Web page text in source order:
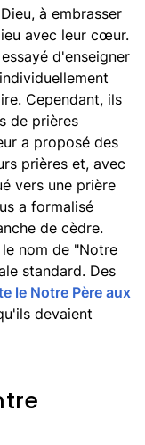
à embrasser
avec leur cœur.
d'enseigner
Cependant, ils
de prières
a proposé des
prières et, avec
vers une prière
a formalisé
de cèdre.
nom de "Notre
standard. Des
le Notre Père aux
devaient